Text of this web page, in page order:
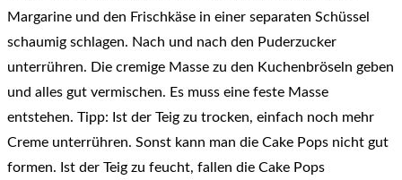
Margarine und den Frischkäse in einer separaten Schüssel
schaumig schlagen. Nach und nach den Puderzucker
unterrühren. Die cremige Masse zu den Kuchenbröseln geben
und alles gut vermischen. Es muss eine feste Masse
entstehen. Tipp: Ist der Teig zu trocken, einfach noch mehr
Creme unterrühren. Sonst kann man die Cake Pops nicht gut
formen. Ist der Teig zu feucht, fallen die Cake Pops